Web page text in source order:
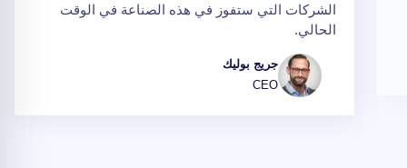
الشركات التي ستفوز في هذه الصناعة في الوقت
الحالي.
جريج بوليك
CEO